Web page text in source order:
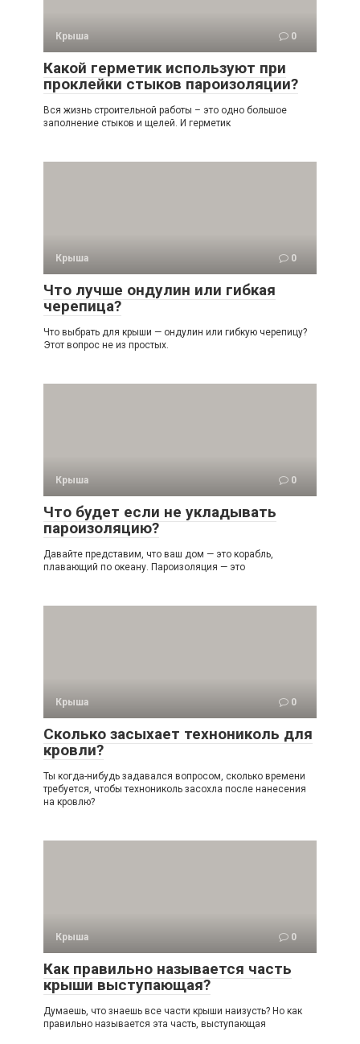
Крыша 0
Какой герметик используют при
проклейки стыков пароизоляции?
Вся жизнь строительной работы – это одно большое
заполнение стыков и щелей. И герметик
Крыша 0
Что лучше ондулин или гибкая
черепица?
Что выбрать для крыши — ондулин или гибкую черепицу?
Этот вопрос не из простых.
Крыша 0
Что будет если не укладывать
пароизоляцию?
Давайте представим, что ваш дом — это корабль,
плавающий по океану. Пароизоляция — это
Крыша 0
Сколько засыхает технониколь для
кровли?
Ты когда-нибудь задавался вопросом, сколько времени
требуется, чтобы технониколь засохла после нанесения
на кровлю?
Крыша 0
Как правильно называется часть
крыши выступающая?
Думаешь, что знаешь все части крыши наизусть? Но как
правильно называется эта часть, выступающая